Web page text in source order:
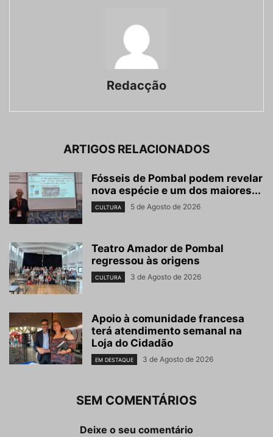
Redacção
ARTIGOS RELACIONADOS
Fósseis de Pombal podem revelar
nova espécie e um dos maiores...
CULTURA 5 de Agosto de 2026
Teatro Amador de Pombal
regressou às origens
CULTURA 3 de Agosto de 2026
Apoio à comunidade francesa
terá atendimento semanal na
Loja do Cidadão
EM DESTAQUE 3 de Agosto de 2026
SEM COMENTÁRIOS
Deixe o seu comentário